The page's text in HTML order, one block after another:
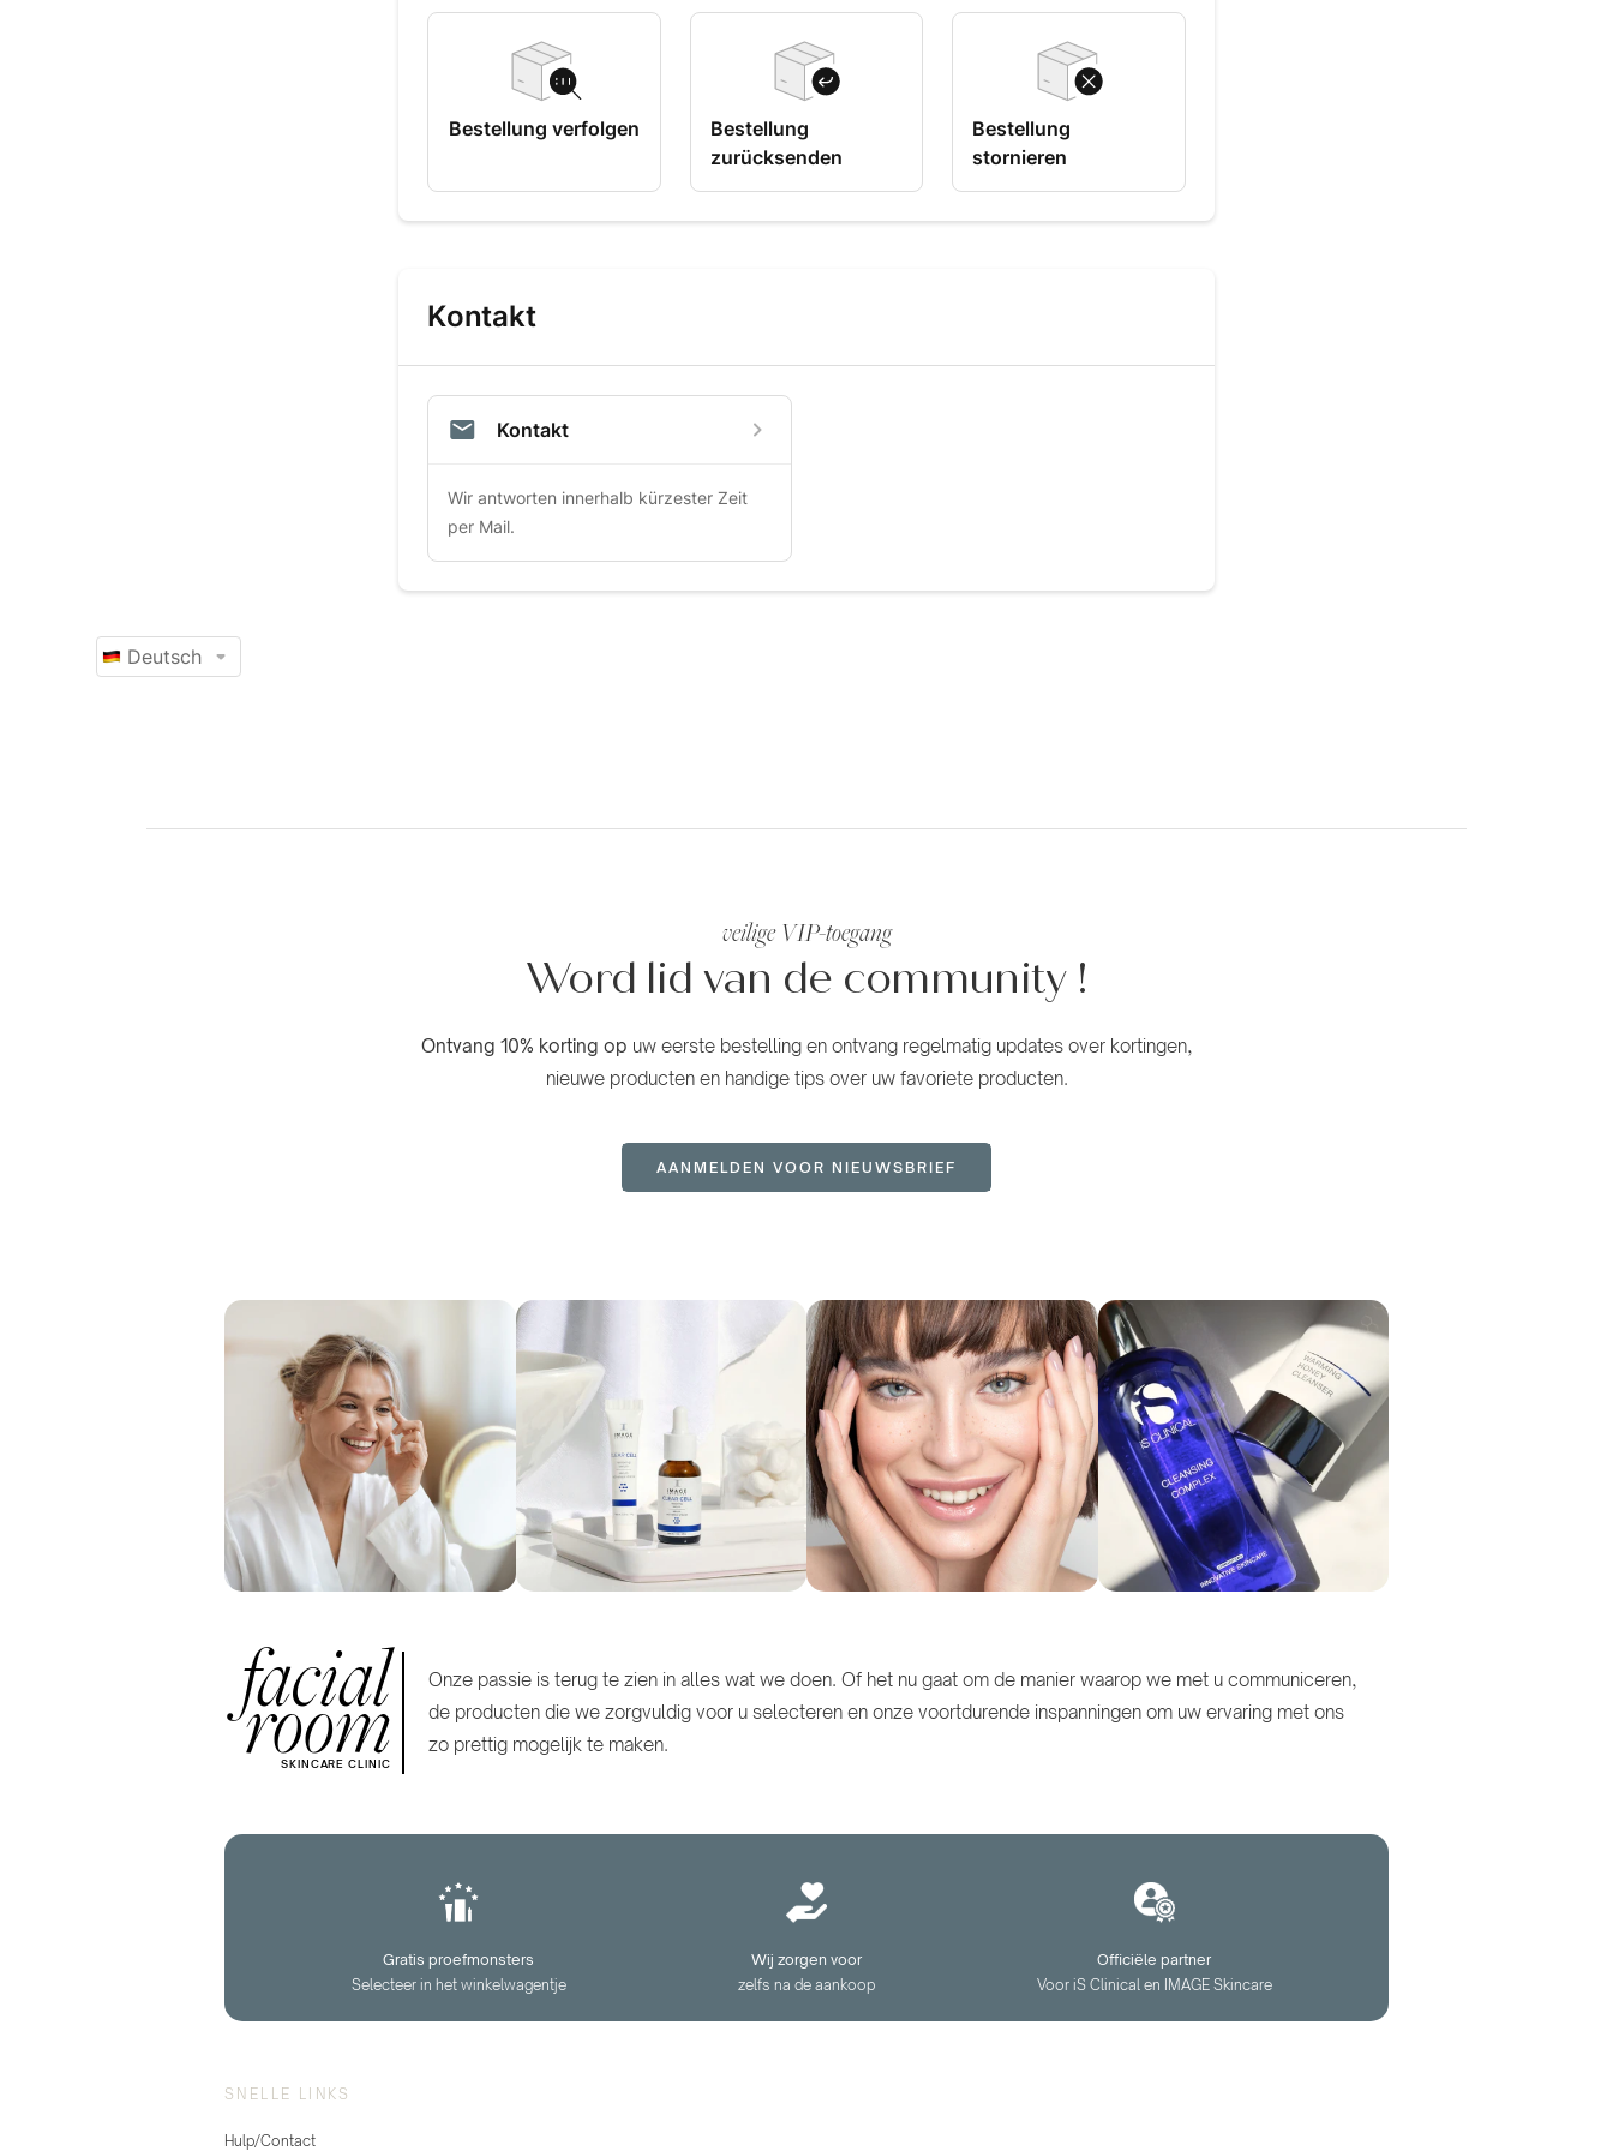
veilige VIP-toegang
Word lid van de community!
Ontvang 10% korting op uw eerste bestelling en ontvang regelmatig updates over kortingen,
nieuwe producten en handige tips over uw favoriete producten.
AANMELDEN VOOR NIEUWSBRIEF
facial
room
SKINCARE CLINIC
Onze passie is terug te zien in alles wat we doen. Of het nu gaat om de manier waarop we met u communiceren,
de producten die we zorgvuldig voor u selecteren en onze voortdurende inspanningen om uw ervaring met ons
zo prettig mogelijk te maken.
Gratis proefmonsters
Selecteer in het winkelwagentje
Wij zorgen voor
zelfs na de aankoop
Officiële partner
Voor iS Clinical en IMAGE Skincare
SNELLE LINKS
Hulp/Contact